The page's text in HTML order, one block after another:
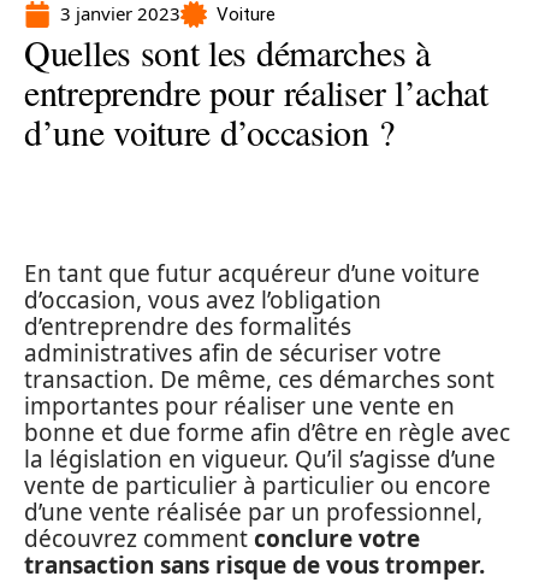
3 janvier 2023 Voiture
Quelles sont les démarches à
entreprendre pour réaliser l’achat
d’une voiture d’occasion ?
En tant que futur acquéreur d’une voiture
d’occasion, vous avez l’obligation
d’entreprendre des formalités
administratives afin de sécuriser votre
transaction. De même, ces démarches sont
importantes pour réaliser une vente en
bonne et due forme afin d’être en règle avec
la législation en vigueur. Qu’il s’agisse d’une
vente de particulier à particulier ou encore
d’une vente réalisée par un professionnel,
découvrez commentconclure votre
transaction sans risque de vous tromper.